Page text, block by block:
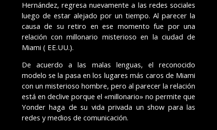
Hernández, regresa nuevamente a las redes sociales
luego de estar alejado por un tiempo. Al parecer la
causa de su retiro en ese momento fue por una
relación con millonario misterioso en la ciudad de
Miami ( EE.UU.).
De acuerdo a las malas lenguas, el reconocido
modelo se la pasa en los lugares más caros de Miami
con un misterioso hombre, pero al parecer la relación
está en declive porque el «millonario» no permite que
Yonder haga de su vida privada un show para las
redes y medios de comunicación.